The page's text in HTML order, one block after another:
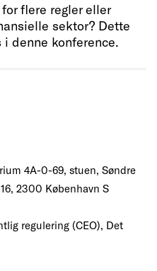
flere regler eller
sektor? Dette
denne konference.
4A-0-69, stuen, Søndre
2300 København S
regulering (CEO), Det